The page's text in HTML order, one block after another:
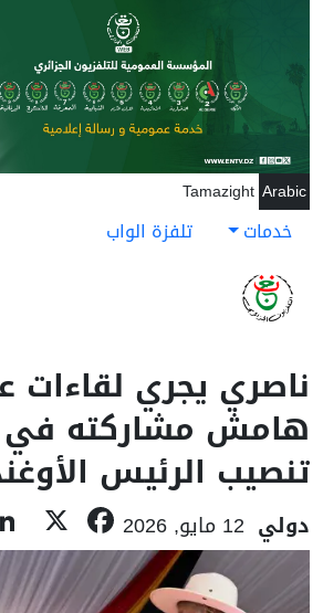
تجاوز إلى المحتوى الرئيسي
Arabic
Tamazight
خدمات تلفزة الواب
ناصري يجري لقاءات
هامش مشاركته
تنصيب الرئيس
دولي 12 مايو, 2026